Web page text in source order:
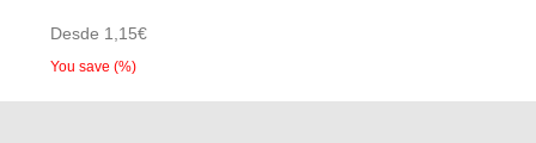
Desde 1,15€
You save (%)